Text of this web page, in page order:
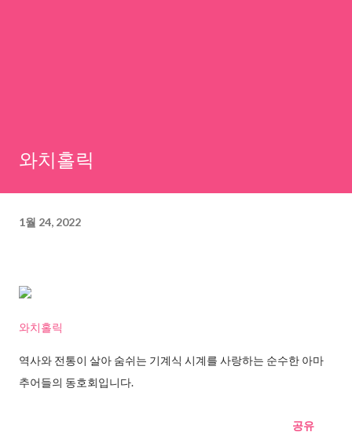
와치홀릭
1월 24, 2022
와치홀릭
역사와 전통이 살아 숨쉬는 기계식 시계를 사랑하는 순수한 아마
추어들의 동호회입니다.
공유